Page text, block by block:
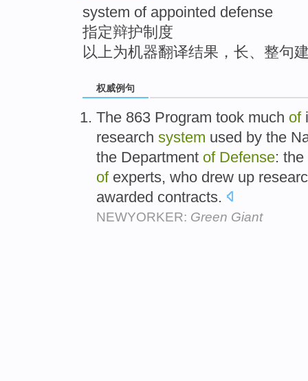
system of appointed defense
指定辩护制度
以上为机器翻译结果，长、整句
权威例句
The 863 Program took much of
research system used by the
the Department of Defense:
ofexperts, who drew up
awarded contracts.
NEWYORKER: Green Giant